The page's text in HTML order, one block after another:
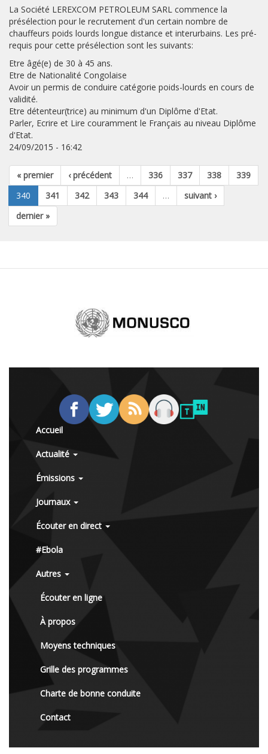
La Société LEREXCOM PETROLEUM SARL commence la
présélection pour le recrutement d'un certain nombre de
chauffeurs poids lourds longue distance et interurbains. Les pré-
requis pour cette présélection sont les suivants:
Etre âgé(e) de 30 à 45 ans.
Etre de Nationalité Congolaise
Avoir un permis de conduire catégorie poids-lourds en cours de
validité.
Etre détenteur(trice) au minimum d'un Diplôme d'Etat.
Parler, Ecrire et Lire couramment le Français au niveau Diplôme
d'Etat.
24/09/2015 - 16:42
« premier ‹ précédent … 336 337 338
339
340
341 342 343 344 …
suivant ›
dernier »
Accueil
Actualité
Émissions
Journaux
Écouter en direct
#Ebola
Autres
Écouter en ligne
À propos
Moyens techniques
Grille des programmes
Charte de bonne conduite
Contact